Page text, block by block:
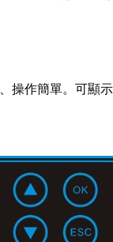
作簡單。可顯